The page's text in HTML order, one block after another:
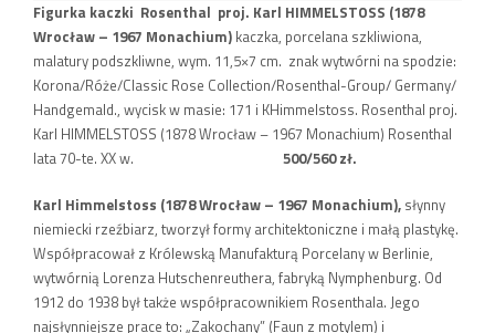
Figurka kaczki Rosenthal proj. Karl HIMMELSTOSS (1878
Wrocław – 1967 Monachium) kaczka, porcelana szkliwiona,
malatury podszkliwne, wym. 11,5×7 cm. znak wytwórni na spodzie:
Korona/Róże/Classic Rose Collection/Rosenthal-Group/ Germany/
Handgemald., wycisk w masie: 171 i KHimmelstoss. Rosenthal proj.
Karl HIMMELSTOSS (1878 Wrocław – 1967 Monachium) Rosenthal
lata 70-te. XX w. 500/560 zł.
Karl Himmelstoss (1878 Wrocław – 1967 Monachium), słynny
niemiecki rzeźbiarz, tworzył formy architektoniczne i małą plastykę.
Współpracował z Królewską Manufakturą Porcelany w Berlinie,
wytwórnią Lorenza Hutschenreuthera, fabryką Nymphenburg. Od
1912 do 1938 był także współpracownikiem Rosenthala. Jego
najsłynniejsze prace to: „Zakochany” (Faun z motylem) i